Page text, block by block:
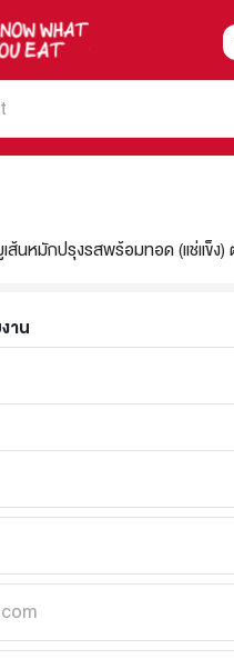
ส้นหมักปรุงรสพร้อมทอด (แช่แข็ง)
าน